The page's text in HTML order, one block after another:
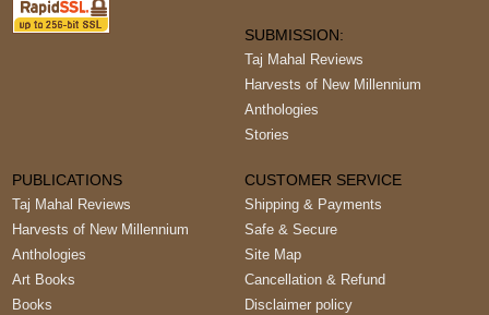
SUBMISSION:
Taj Mahal Reviews
Harvests of New Millennium
Anthologies
Stories
PUBLICATIONS
Taj Mahal Reviews
Harvests of New Millennium
Anthologies
Art Books
Books
CUSTOMER SERVICE
Shipping & Payments
Safe & Secure
Site Map
Cancellation & Refund
Disclaimer policy